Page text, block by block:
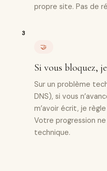
propre site. Pas de
🤝
Si vous bloquez,
Sur un problème
DNS), si vous
m’avoir écrit, je
Votre progression
technique.